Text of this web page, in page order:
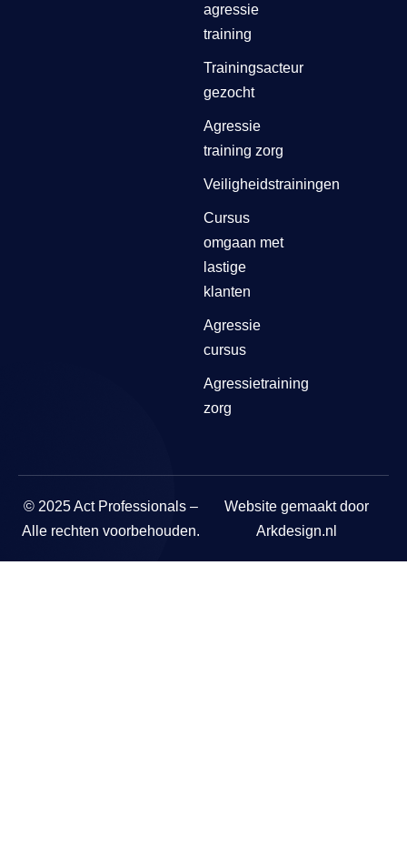
agressie
training
Trainingsacteur
gezocht
Agressie
training zorg
Veiligheidstrainingen
Cursus
omgaan met
lastige
klanten
Agressie
cursus
Agressietraining
zorg
© 2025 Act Professionals –
Alle rechten voorbehouden.
Website gemaakt door
Arkdesign.nl